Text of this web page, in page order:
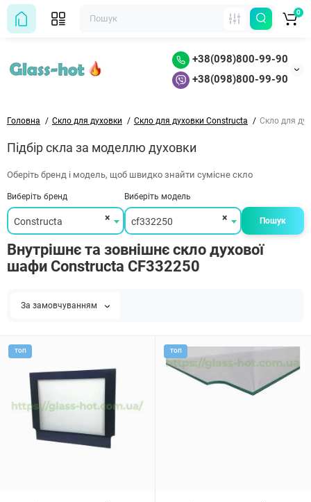
+38(098)800-99-90
+38(098)800-99-90
0
Головна Скло для духовки Скло для духовки Constructa Скло для
Підбір скла за моделлю духовки
Оберіть бренд і модель, щоб швидко знайти сумісне скло
Виберіть бренд
×
Constructa
Виберіть модель
×
cf332250 Пошук
Внутрішнє та зовнішнє скло духової
шафи Constructa CF332250
За замовчуванням
ТОП ТОП